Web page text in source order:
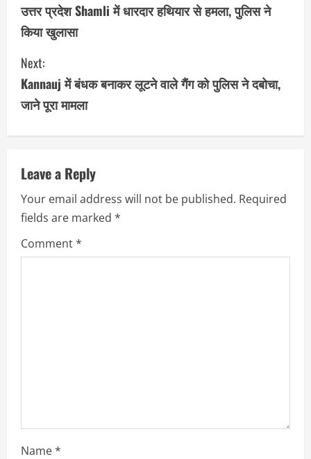
o
n
t
i
n
e
R
e
उत्तर प्रदेश Shamli में धारदार हथियार से हमला, पुलिस ने
किया खुलासा
Next:
Kannauj में बंधक बनाकर लूटने वाले गैंग को पुलिस ने दबोचा,
जाने पूरा मामला
Leave a Reply
Your email address will not be published. Required
fields are marked *
Comment*
Name*